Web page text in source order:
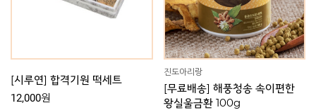
[시루연] 합격기원 떡세트
12,000원
진도아리랑
[무료배송] 해풍청송 속이편한
왕실울금환 100g